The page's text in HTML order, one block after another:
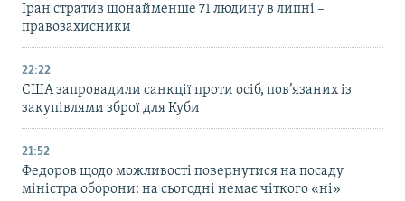
Іран стратив щонайменше 71 людину в липні –
правозахисники
22:22
США запровадили санкції проти осіб, пов’язаних із
закупівлями зброї для Куби
21:52
Федоров щодо можливості повернутися на посаду
міністра оборони: на сьогодні немає чіткого «ні»